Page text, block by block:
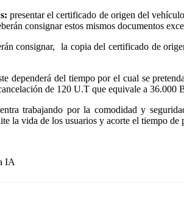
presentar el certificado de origen del
consignar estos mismos documentos
consignar, la copia del certificado de
dependerá del tiempo por el cual se
de 120 U.T que equivale a 36.000
trabajando por la comodidad y
la vida de los usuarios y acorte el tiempo
IA